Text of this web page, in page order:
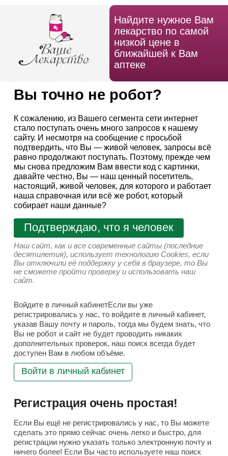
Найдите нужное Вам
лекарство по самой
низкой цене в
ближайшей к Вам
аптеке
Вы точно не робот?
К сожалению, из Вашего сегмента сети интернет
стало поступать очень много запросов к нашему
сайту. И несмотря на сообщение с просьбой
подтвердить, что Вы — живой человек, запросы всё
равно продолжают поступать. Поэтому, прежде чем
мы снова предложим Вам ввести код с картинки,
давайте честно, Вы — наш ценный посетитель,
настоящий, живой человек, для которого и работает
наша справочная или всё же робот, который
собирает наши данные?
Подтверждаю, что я человек
Наш сайт, как и все современные сайты (последние
десятилетия), использует технологию Cookies, если
Вы отключили её поддержку у себя в браузере, то Вы
не сможете пройти проверку и использовать наш
сайт.
Войдите в личный кабинетЕсли вы уже
регистрировались у нас, то войдите в личный кабинет,
указав Вашу почту и пароль, тогда мы будем знать, что
Вы не робот и сайт не будет проводить никаких
дополнительных проверок, наш поиск всегда будет
доступен Вам в любом объёме.
Войти в личный кабинет
Регистрация очень простая!
Если Вы ещё не регистрировались у нас, то Вы можете
сделать это прямо сейчас очень легко и быстро, для
регистрации нужно указать только электронную почту и
ничего более! Если Вы часто используете наш поиск